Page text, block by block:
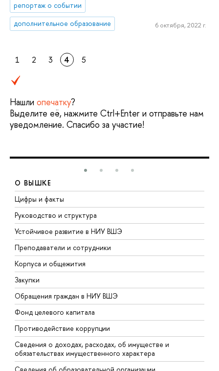
репортаж о событии
дополнительное образование
6 октября, 2022 г.
1 2 3 4 5
Нашли опечатку?
Выделите её, нажмите Ctrl+Enter и отправьте нам
уведомление. Спасибо за участие!
О ВЫШКЕ
Цифры и факты
Руководство и структура
Устойчивое развитие в НИУ ВШЭ
Преподаватели и сотрудники
Корпуса и общежития
Закупки
Обращения граждан в НИУ ВШЭ
Фонд целевого капитала
Противодействие коррупции
Сведения о доходах, расходах, об имуществе и
обязательствах имущественного характера